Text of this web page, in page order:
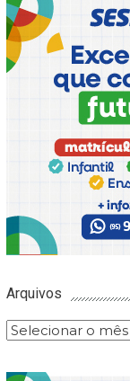
Arquivos
Arquivos